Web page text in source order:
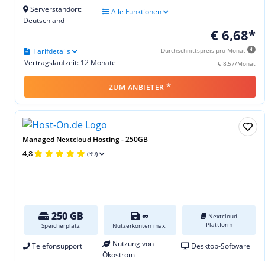
Serverstandort:
Deutschland
Alle Funktionen
€ 6,68*
Durchschnittspreis pro Monat
€ 8,57/Monat
Vertragslaufzeit: 12 Monate
Tarifdetails
ZUM ANBIETER *
Managed Nextcloud Hosting - 250GB
4,8 (39)
250 GB
Speicherplatz
∞
Nutzerkonten max.
Nextcloud
Plattform
Telefonsupport
Nutzung von
Ökostrom
Desktop-Software